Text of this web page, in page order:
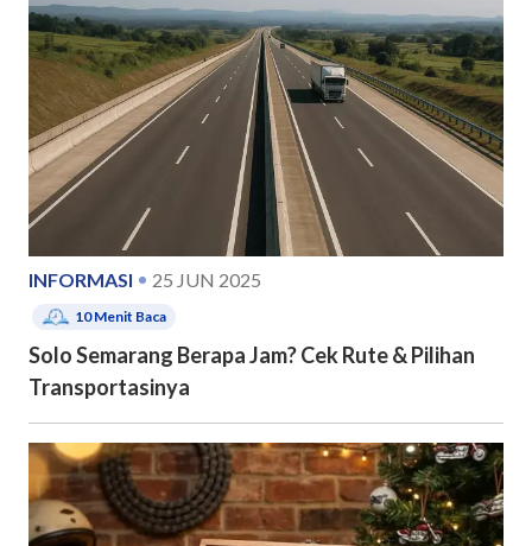
INFORMASI 25 JUN 2025
10Menit Baca
Solo Semarang Berapa Jam? Cek Rute & Pilihan
Transportasinya